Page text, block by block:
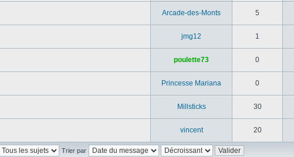
Arcade-des-Monts 5
jmg12 1
poulette73 0
Princesse Mariana 0
Millsticks 30
vincent 20
Trier par